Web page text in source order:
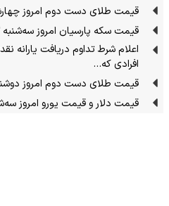
قیمت طلای دست دوم امروز چهارشنبه ۱۴
قیمت سکه پارسیان امروز سه‌شنبه ۱۳ مرداد ۱۴۰۵ + جدول
اعلام شرط تداوم دریافت یارانه
افرادی که…
قیمت طلای دست دوم امروز دوشنبه ۱۲ مرداد
قیمت دلار و قیمت یورو امروز سه‌شنبه ۱۳ مرداد ۱۴۰۵